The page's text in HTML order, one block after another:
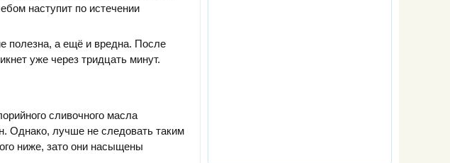
наступит по истечении
полезна, а ещё и вредна. После
уже через тридцать минут.
сливочного масла
Однако, лучше не следовать таким
ниже, зато они насыщены